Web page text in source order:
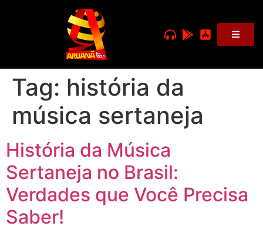
Tag: história da
música sertaneja
História da Música
Sertaneja no Brasil:
Verdades que Você Precisa
Saber!